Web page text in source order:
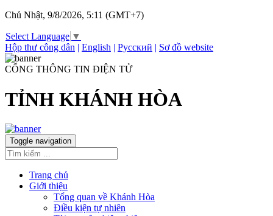
Chủ Nhật, 9/8/2026, 5:11 (GMT+7)
Select Language ▼
Hộp thư công dân | English | Русский | Sơ đồ website
CỔNG THÔNG TIN ĐIỆN TỬ
TỈNH KHÁNH HÒA
Toggle navigation
Trang chủ
Giới thiệu
Tổng quan về Khánh Hòa
Điều kiện tự nhiên